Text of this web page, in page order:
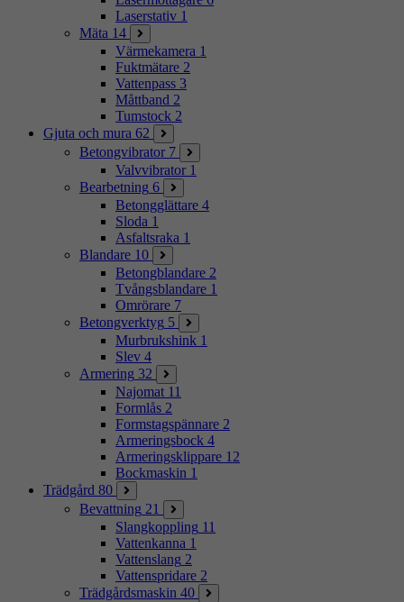
Laserstativ 1
Mäta 14
Värmekamera 1
Fuktmätare 2
Vattenpass 3
Måttband 2
Tumstock 2
Gjuta och mura 62
Betongvibrator 7
Valvvibrator 1
Bearbetning 6
Betongglättare 4
Sloda 1
Asfaltsraka 1
Blandare 10
Betongblandare 2
Tvångsblandare 1
Omrörare 7
Betongverktyg 5
Murbrukshink 1
Slev 4
Armering 32
Najomat 11
Formlås 2
Formstagspännare 2
Armeringsbock 4
Armeringsklippare 12
Bockmaskin 1
Trädgård 80
Bevattning 21
Slangkoppling 11
Vattenkanna 1
Vattenslang 2
Vattenspridare 2
Trädgårdsmaskin 40